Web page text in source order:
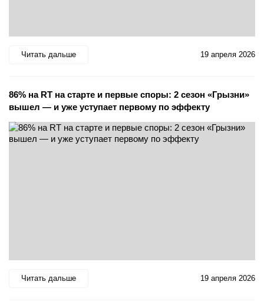
Читать дальше 19 апреля 2026
86% на RT на старте и первые споры: 2 сезон «Грызни»
вышел — и уже уступает первому по эффекту
Читать дальше 19 апреля 2026